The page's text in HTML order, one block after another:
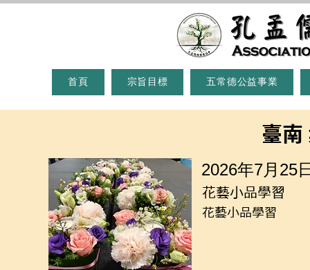
首頁 宗旨目標 五常德公益事業
臺南
2026年7月25
花藝小品學習
花藝小品學習